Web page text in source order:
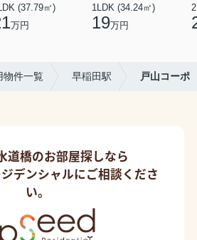
(37.79㎡)
万円
1LDK (34.24㎡)
19万円
物件一覧 早稲田駅 戸山コーポ
道橋のお部屋探しなら
デンシャルにご相談くださ
い。